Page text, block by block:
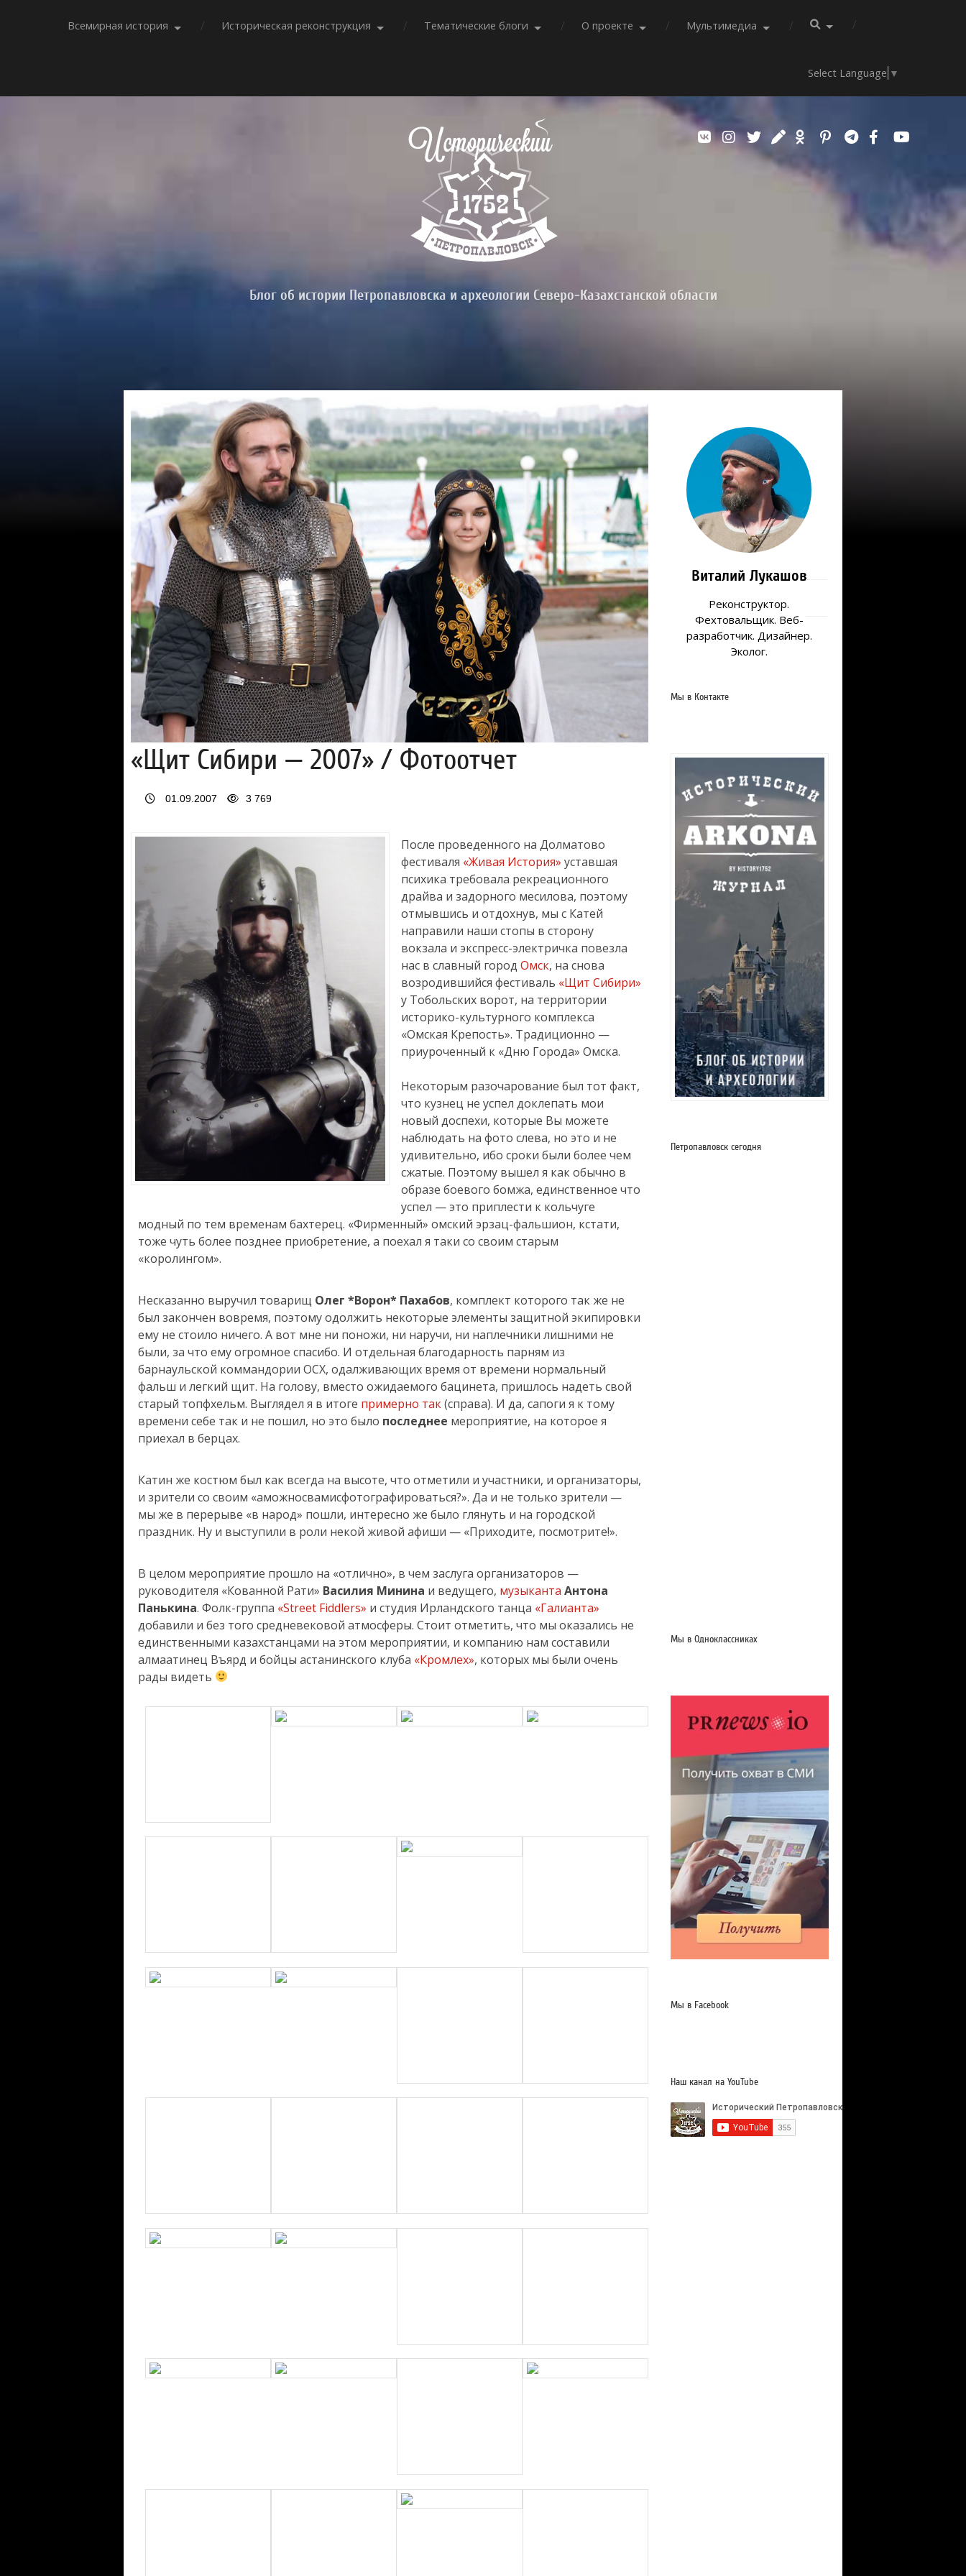
Всемирная история Историческая реконструкция Тематические блоги О проекте Мультимедиа
Select Language ▼
Блог об истории Петропавловска и археологии Северо-Казахстанской области
«Щит Сибири — 2007» / Фотоотчет
01.09.2007 3 769
После проведенного на Долматово
фестиваля «Живая История» уставшая
психика требовала рекреационного
драйва и задорного месилова, поэтому
отмывшись и отдохнув, мы с Катей
направили наши стопы в сторону
вокзала и экспресс-электричка повезла
нас в славный город Омск, на снова
возродившийся фестиваль «Щит Сибири»
у Тобольских ворот, на территории
историко-культурного комплекса
«Омская Крепость». Традиционно —
приуроченный к «Дню Города» Омска.
Некоторым разочарование был тот факт,
что кузнец не успел доклепать мои
новый доспехи, которые Вы можете
наблюдать на фото слева, но это и не
удивительно, ибо сроки были более чем
сжатые. Поэтому вышел я как обычно в
образе боевого бомжа, единственное что
успел — это приплести к кольчуге
модный по тем временам бахтерец. «Фирменный» омский эрзац-фальшион, кстати,
тоже чуть более позднее приобретение, а поехал я таки со своим старым
«королингом».
Несказанно выручил товарищ Олег *Ворон* Пахабов, комплект которого так же не
был закончен вовремя, поэтому одолжить некоторые элементы защитной экипировки
ему не стоило ничего. А вот мне ни поножи, ни наручи, ни наплечники лишними не
были, за что ему огромное спасибо. И отдельная благодарность парням из
барнаульской коммандории ОСХ, одалживающих время от времени нормальный
фальш и легкий щит. На голову, вместо ожидаемого бацинета, пришлось надеть свой
старый топфхельм. Выглядел я в итоге примерно так(справа). И да, сапоги я к тому
времени себе так и не пошил, но это было последнее мероприятие, на которое я
приехал в берцах.
Катин же костюм был как всегда на высоте, что отметили и участники, и организаторы,
и зрители со своим «аможносвамисфотографироваться?». Да и не только зрители —
мы же в перерыве «в народ» пошли, интересно же было глянуть и на городской
праздник. Ну и выступили в роли некой живой афиши — «Приходите, посмотрите!».
В целом мероприятие прошло на «отлично», в чем заслуга организаторов —
руководителя «Кованной Рати» Василия Минина и ведущего, музыканта Антона
Панькина. Фолк-группа «Street Fiddlers» и студия Ирландского танца «Галианта»
добавили и без того средневековой атмосферы. Стоит отметить, что мы оказались не
единственными казахстанцами на этом мероприятии, и компанию нам составили
алмаатинец Въярд и бойцы астанинского клуба «Кромлех», которых мы были очень
рады видеть
Виталий Лукашов
Реконструктор.
Фехтовальщик. Веб-
разработчик. Дизайнер.
Эколог.
Мы в Контакте
Петропавловск сегодня
Мы в Одноклассниках
Мы в Facebook
Наш канал на YouTube